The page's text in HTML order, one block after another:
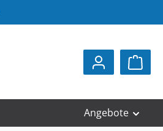
Angebote